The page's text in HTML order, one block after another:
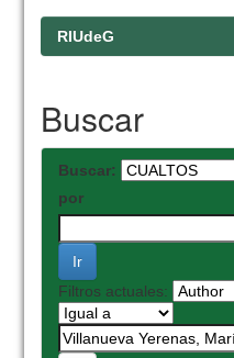
RIUdeG
Buscar
Buscar:
por
Filtros actuales: